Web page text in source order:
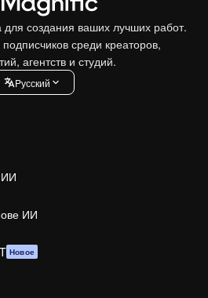
создания ваших лучших работ.
среди креаторов,
агентств и студий.
Pусский
ИИ
ИИ
Новое